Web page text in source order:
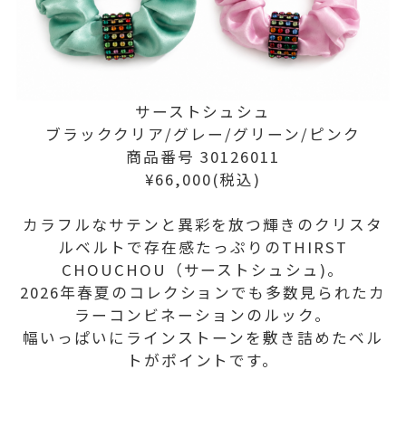
サーストシュシュ
ブラッククリア/グレー/グリーン/ピンク
商品番号 30126011
¥66,000(税込)
カラフルなサテンと異彩を放つ輝きのクリスタ
ルベルトで存在感たっぷりのTHIRST
CHOUCHOU（サーストシュシュ)。
2026年春夏のコレクションでも多数見られたカ
ラーコンビネーションのルック。
幅いっぱいにラインストーンを敷き詰めたベル
トがポイントです。